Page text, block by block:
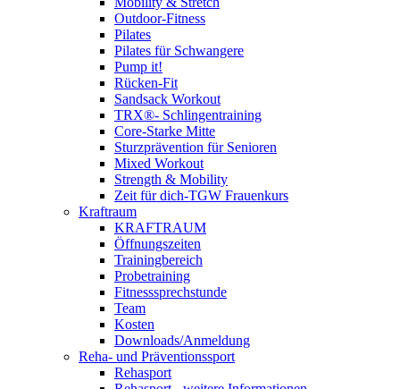
Outdoor-Fitness
Pilates
Pilates für Schwangere
Pump it!
Rücken-Fit
Sandsack Workout
TRX®- Schlingentraining
Core-Starke Mitte
Sturzprävention für Senioren
Mixed Workout
Strength & Mobility
Zeit für dich-TGW Frauenkurs
Kraftraum
KRAFTRAUM
Öffnungszeiten
Trainingbereich
Probetraining
Fitnesssprechstunde
Team
Kosten
Downloads/Anmeldung
Reha- und Präventionssport
Rehasport